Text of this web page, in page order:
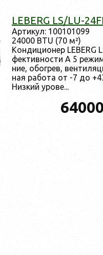
LEBERG LS/LU-
Ар­ти­кул: 100101099
24000 BTU (70 м²)
Кон­ди­ци­онер LEBERG
фектив­ности A 5
ние, обог­рев,
ная ра­бота от -7 до
Низ­кий уро­ве...
64000